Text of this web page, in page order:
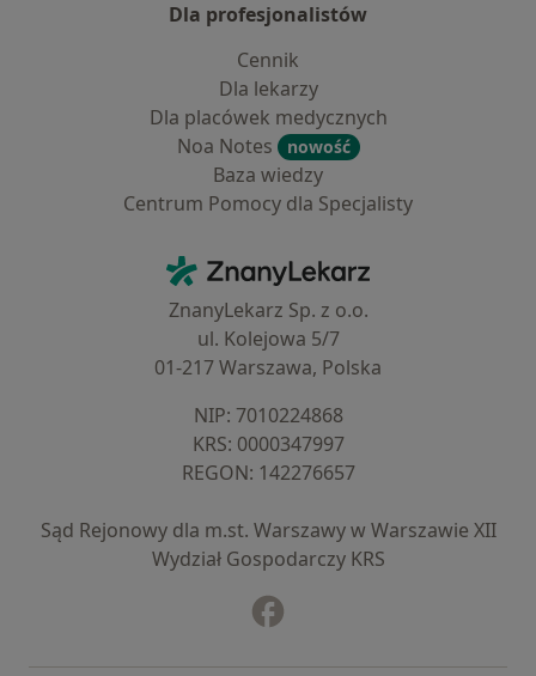
Dla profesjonalistów
Cennik
Dla lekarzy
Dla placówek medycznych
Noa Notes
nowość
Baza wiedzy
Centrum Pomocy dla Specjalisty
ZnanyLekarz - Strona główna
ZnanyLekarz Sp. z o.o.
ul. Kolejowa 5/7
01-217 Warszawa, Polska
NIP: ⁠7010224868
KRS: ⁠0000347997
REGON: ⁠142276657
Sąd Rejonowy dla m.st. Warszawy w Warszawie XII
Wydział Gospodarczy KRS